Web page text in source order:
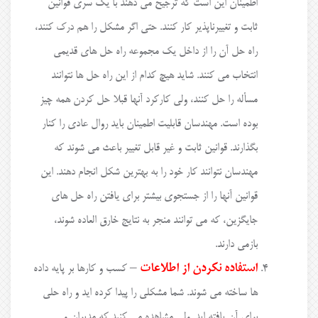
اطمینان این است که ترجیح می دهند با یک سری قوانین
ثابت و تغییرناپذیر کار کنند. حتی اگر مشکل را هم درک کنند،
راه حل آن را از داخل یک مجموعه راه حل های قدیمی
انتخاب می کنند. شاید هیچ کدام از این راه حل ها نتوانند
مسأله را حل کنند، ولی کارکرد آنها قبلا حل کردن همه چیز
بوده است. مهندسان قابلیت اطمینان باید روال عادی را کنار
بگذارند. قوانین ثابت و غیر قابل تغییر باعث می شوند که
مهندسان نتوانند کار خود را به بهترین شکل انجام دهند. این
قوانین آنها را از جستجوی بیشتر برای یافتن راه حل های
جایگزین، که می توانند منجر به نتایج خارق العاده شوند،
بازمی دارند.
استفاده نکردن از اطلاعات – کسب و کارها بر پایه داده
ها ساخته می شوند. شما مشکلی را پیدا کرده اید و راه حلی